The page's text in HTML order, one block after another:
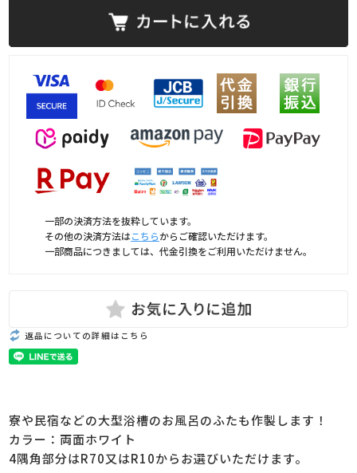
一部の決済方法を抜粋しています。
その他の決済方法はこちらからご確認いただけます。
一部商品につきましては、代金引換をご利用いただけません。
返品についての詳細はこちら
寮や民宿などの大型浴槽のお風呂のふたも作製します！
カラー：両面ホワイト
4隅角部分はR70又はR10からお選びいただけます。